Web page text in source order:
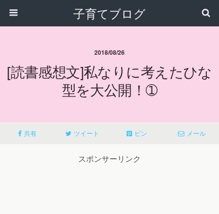
子育てブログ
2018/08/26
[読書感想文]私なりに考えたひな
型を大公開！➀
共有 ツイート ピン メール
スポンサーリンク